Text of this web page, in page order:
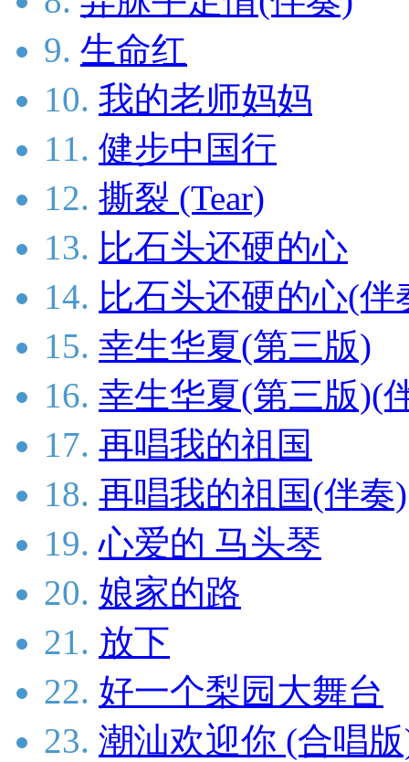
9. 生命红
10. 我的老师妈妈
11. 健步中国行
12. 撕裂 (Tear)
13. 比石头还硬的心
14. 比石头还硬的心(伴
15. 幸生华夏(第三版)
16. 幸生华夏(第三版)(
17. 再唱我的祖国
18. 再唱我的祖国(伴奏)
19. 心爱的 马头琴
20. 娘家的路
21. 放下
22. 好一个梨园大舞台
23. 潮汕欢迎你 (合唱